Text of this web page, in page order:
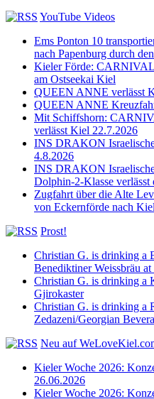
YouTube Videos
Ems Ponton 10
nach Papenburg durch
Kieler Förde:
am Ostseekai Kiel
QUEEN ANNE verlässt
QUEEN ANNE
Mit Schiffshorn:
verlässt Kiel 22.7.2026
INS DRAKON
4.8.2026
INS DRAKON
Dolphin-2-Klasse
Zugfahrt über die Alte
von Eckernförde nach Kiel
Prost!
Christian G. is drinking a
Benediktiner Weissbräu
Christian G. is drinking a
Gjirokaster
Christian G. is drinking a
Zedazeni/Georgian
Neu auf
Kieler Woche 2026:
26.06.2026
Kieler Woche 2026: